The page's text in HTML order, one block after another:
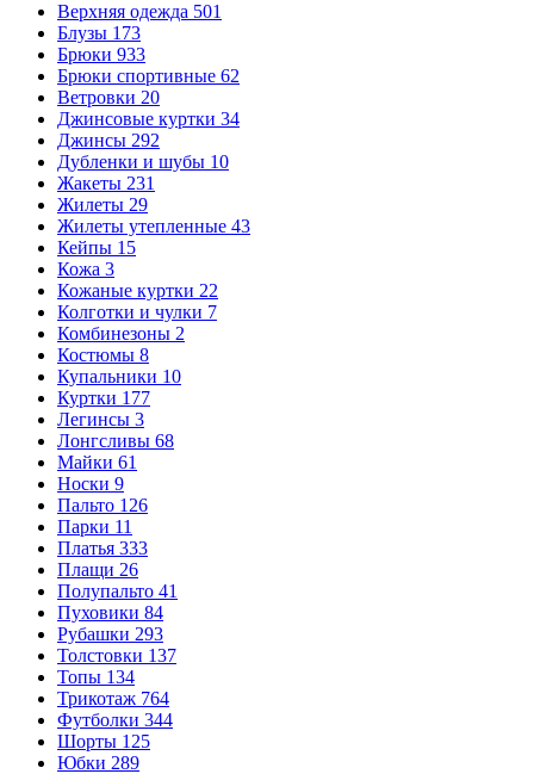
Верхняя одежда 501
Блузы 173
Брюки 933
Брюки спортивные 62
Ветровки 20
Джинсовые куртки 34
Джинсы 292
Дубленки и шубы 10
Жакеты 231
Жилеты 29
Жилеты утепленные 43
Кейпы 15
Кожа 3
Кожаные куртки 22
Колготки и чулки 7
Комбинезоны 2
Костюмы 8
Купальники 10
Куртки 177
Легинсы 3
Лонгсливы 68
Майки 61
Носки 9
Пальто 126
Парки 11
Платья 333
Плащи 26
Полупальто 41
Пуховики 84
Рубашки 293
Толстовки 137
Топы 134
Трикотаж 764
Футболки 344
Шорты 125
Юбки 289